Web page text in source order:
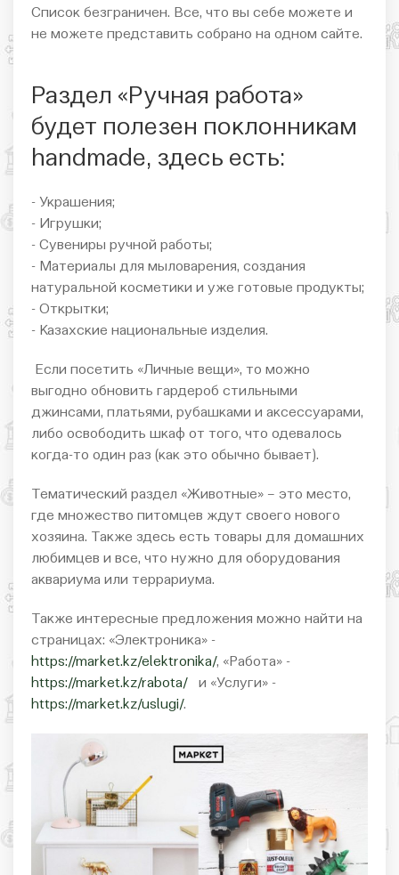
Список безграничен. Все, что вы себе можете и
не можете представить собрано на одном сайте.
Раздел «Ручная работа»
будет полезен поклонникам
handmade, здесь есть:
- Украшения;
- Игрушки;
- Сувениры ручной работы;
- Материалы для мыловарения, создания
натуральной косметики и уже готовые продукты;
- Открытки;
- Казахские национальные изделия.
Если посетить «Личные вещи», то можно
выгодно обновить гардероб стильными
джинсами, платьями, рубашками и аксессуарами,
либо освободить шкаф от того, что одевалось
когда-то один раз (как это обычно бывает).
Тематический раздел «Животные» – это место,
где множество питомцев ждут своего нового
хозяина. Также здесь есть товары для домашних
любимцев и все, что нужно для оборудования
аквариума или террариума.
Также интересные предложения можно найти на
страницах: «Электроника» -
https://market.kz/elektronika/, «Работа» -
https://market.kz/rabota/ и «Услуги» -
https://market.kz/uslugi/.